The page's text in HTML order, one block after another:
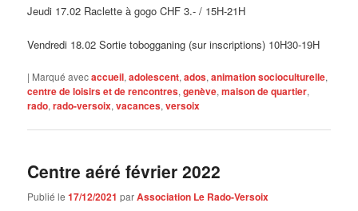
Jeudi 17.02 Raclette à gogo CHF 3.- / 15H-21H
Vendredi 18.02 Sortie tobogganing (sur inscriptions) 10H30-19H
| Marqué avecaccueil,adolescent,ados,animation socioculturelle,
centre de loisirs et de rencontres,genève,maison de quartier,
rado,rado-versoix,vacances,versoix
Centre aéré février 2022
Publié le17/12/2021 parAssociation Le Rado-Versoix